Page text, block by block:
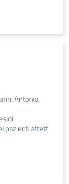
Antonio,
pazienti affetti